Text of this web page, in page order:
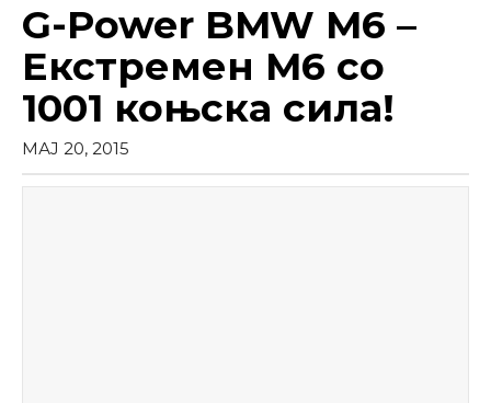
G-Power BMW M6 –
Екстремен M6 со
1001 коњска сила!
МАЈ 20, 2015